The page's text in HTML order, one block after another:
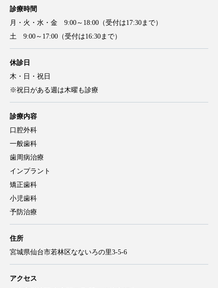
診療時間
月・火・水・金 9:00～18:00（受付は17:30まで）
土 9:00～17:00（受付は16:30まで）
休診日
木・日・祝日
※祝日がある週は木曜も診療
診療内容
口腔外科
一般歯科
歯周病治療
インプラント
矯正歯科
小児歯科
予防治療
住所
宮城県仙台市若林区なないろの里3-5-6
アクセス